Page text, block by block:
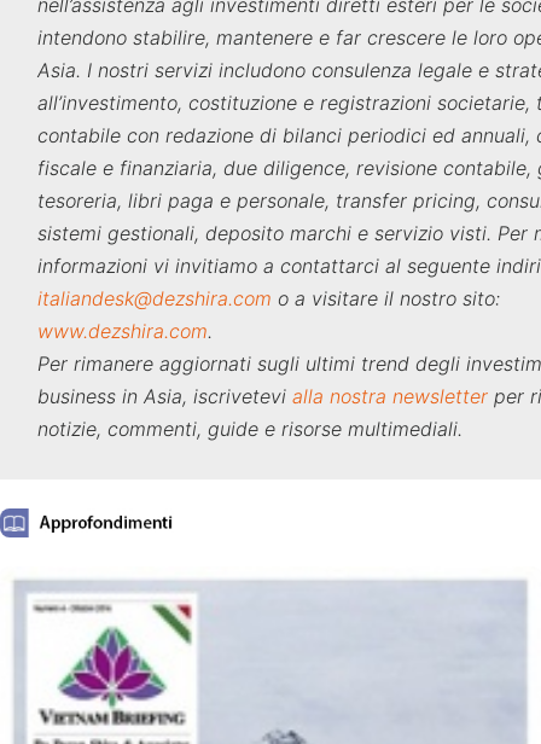
nell’assistenza agli investimenti diretti esteri per le
intendono stabilire, mantenere e far crescere le loro
Asia. I nostri servizi includono consulenza legale e
all’investimento, costituzione e registrazioni societarie,
contabile con redazione di bilanci periodici ed annuali,
fiscale e finanziaria, due diligence, revisione contabile,
tesoreria, libri paga e personale, transfer pricing,
sistemi gestionali, deposito marchi e servizio visti. Per
informazioni vi invitiamo a contattarci al seguente
italiandesk@dezshira.com o a visitare il nostro sito:
www.dezshira.com.
Per rimanere aggiornati sugli ultimi trend degli
business in Asia, iscrivetevi alla nostra newsletter per
notizie, commenti, guide e risorse multimediali.